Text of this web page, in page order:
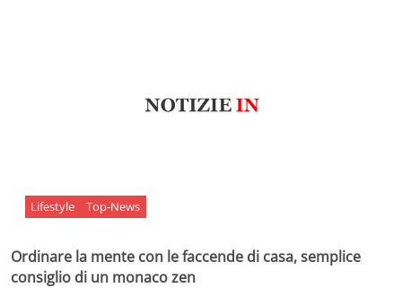
Lifestyle Top-News
Ordinare la mente con le faccende di casa, semplice
consiglio di un monaco zen